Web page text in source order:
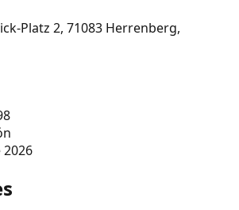
Platz 2, 71083 Herrenberg,
2026